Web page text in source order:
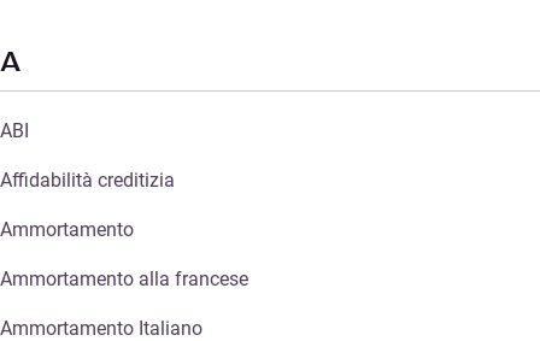
A
ABI
Affidabilità creditizia
Ammortamento
Ammortamento alla francese
Ammortamento Italiano